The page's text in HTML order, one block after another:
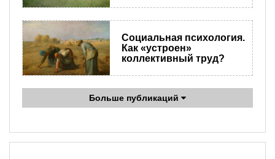
Социальная психология.
Как «устроен»
коллективный труд?
Больше публикаций